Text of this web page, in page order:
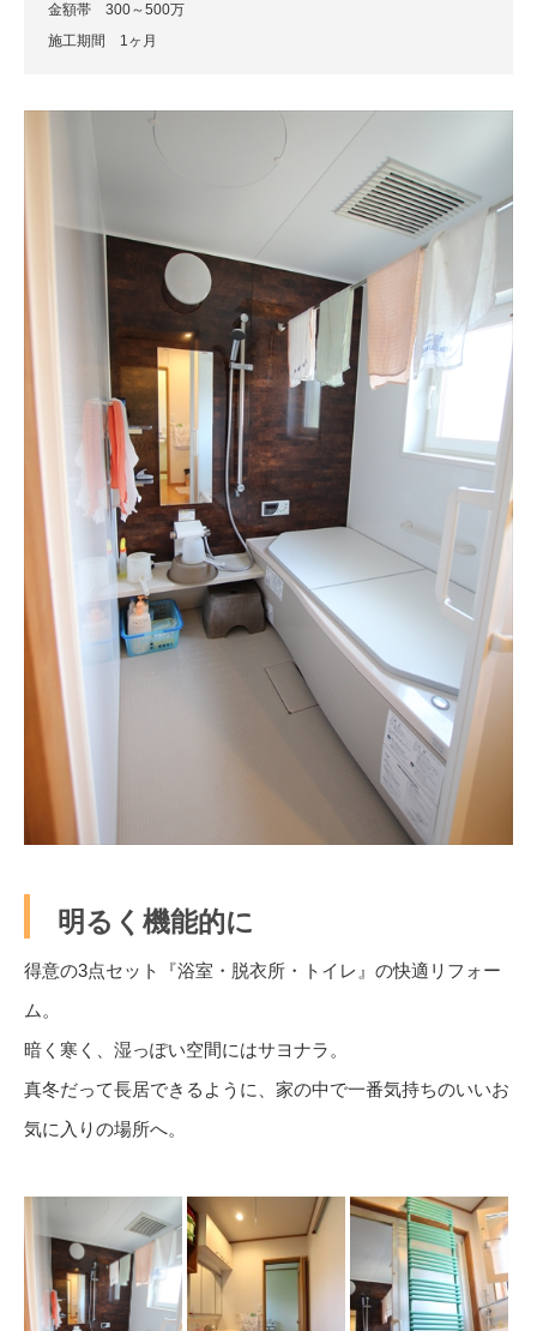
金額帯 300～500万
施工期間 1ヶ月
明るく機能的に
得意の3点セット『浴室・脱衣所・トイレ』の快適リフォー
ム。
暗く寒く、湿っぽい空間にはサヨナラ。
真冬だって長居できるように、家の中で一番気持ちのいいお
気に入りの場所へ。